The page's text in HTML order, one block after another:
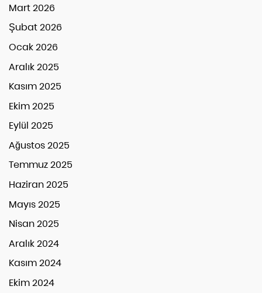
Mart 2026
Şubat 2026
Ocak 2026
Aralık 2025
Kasım 2025
Ekim 2025
Eylül 2025
Ağustos 2025
Temmuz 2025
Haziran 2025
Mayıs 2025
Nisan 2025
Aralık 2024
Kasım 2024
Ekim 2024